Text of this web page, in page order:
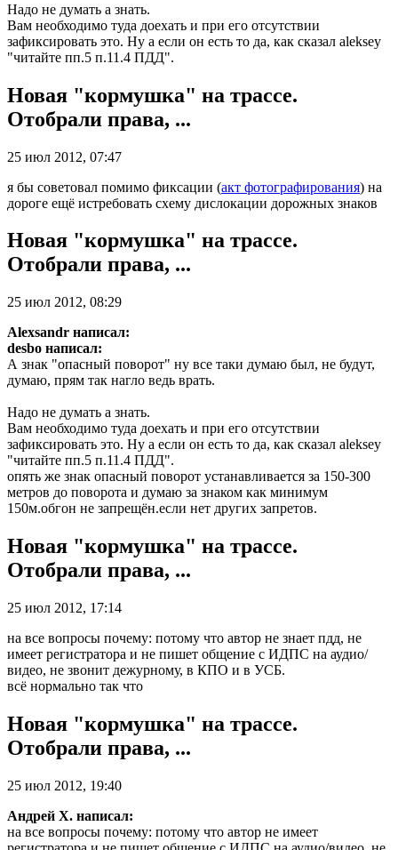
Надо не думать а знать.
Вам необходимо туда доехать и при его отсутствии
зафиксировать это. Ну а если он есть то да, как сказал aleksey
"читайте пп.5 п.11.4 ПДД".
Новая "кормушка" на трассе.
Отобрали права, ...
25 июл 2012, 07:47
я бы советовал помимо фиксации (акт фотографирования) на
дороге ещё истребовать схему дислокации дорожных знаков
Новая "кормушка" на трассе.
Отобрали права, ...
25 июл 2012, 08:29
Alexsandr написал:
desbo написал:
А знак "опасный поворот" ну все таки думаю был, не будут,
думаю, прям так нагло ведь врать.
Надо не думать а знать.
Вам необходимо туда доехать и при его отсутствии
зафиксировать это. Ну а если он есть то да, как сказал aleksey
"читайте пп.5 п.11.4 ПДД".
опять же знак опасный поворот устанавливается за 150-300
метров до поворота и думаю за знаком как минимум
150м.обгон не запрещён.если нет других запретов.
Новая "кормушка" на трассе.
Отобрали права, ...
25 июл 2012, 17:14
на все вопросы почему: потому что автор не знает пдд, не
имеет регистратора и не пишет общение с ИДПС на аудио/
видео, не звонит дежурному, в КПО и в УСБ.
всё нормально так что
Новая "кормушка" на трассе.
Отобрали права, ...
25 июл 2012, 19:40
Андрей Х. написал:
на все вопросы почему: потому что автор не имеет